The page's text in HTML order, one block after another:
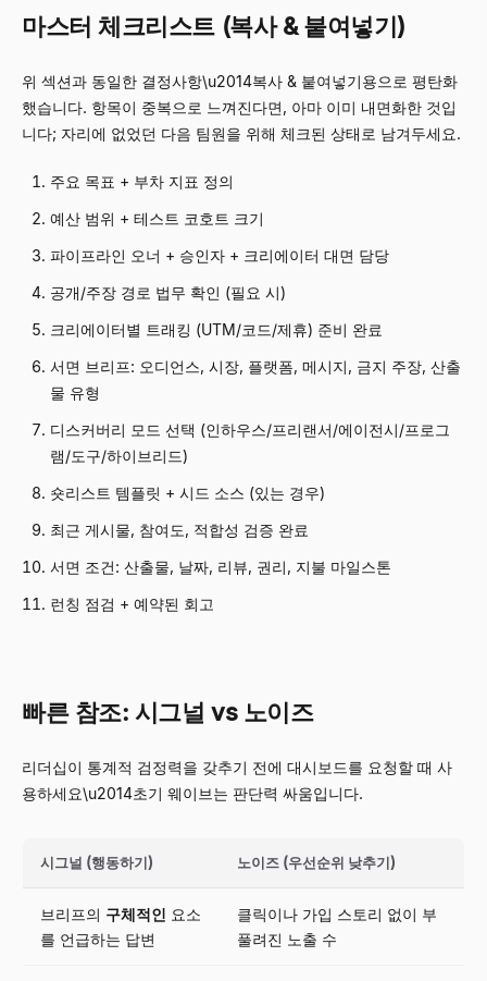
마스터 체크리스트 (복사 & 붙여넣기)
위 섹션과 동일한 결정사항\u2014복사 & 붙여넣기용으로 평탄화
했습니다. 항목이 중복으로 느껴진다면, 아마 이미 내면화한 것입
니다; 자리에 없었던 다음 팀원을 위해 체크된 상태로 남겨두세요.
주요 목표 + 부차 지표 정의
예산 범위 + 테스트 코호트 크기
파이프라인 오너 + 승인자 + 크리에이터 대면 담당
공개/주장 경로 법무 확인 (필요 시)
크리에이터별 트래킹 (UTM/코드/제휴) 준비 완료
서면 브리프: 오디언스, 시장, 플랫폼, 메시지, 금지 주장, 산출
물 유형
디스커버리 모드 선택 (인하우스/프리랜서/에이전시/프로그
램/도구/하이브리드)
숏리스트 템플릿 + 시드 소스 (있는 경우)
최근 게시물, 참여도, 적합성 검증 완료
서면 조건: 산출물, 날짜, 리뷰, 권리, 지불 마일스톤
런칭 점검 + 예약된 회고
빠른 참조: 시그널 vs 노이즈
리더십이 통계적 검정력을 갖추기 전에 대시보드를 요청할 때 사
용하세요\u2014초기 웨이브는 판단력 싸움입니다.
시그널 (행동하기) 노이즈 (우선순위 낮추기)
브리프의 구체적인 요소
를 언급하는 답변
클릭이나 가입 스토리 없이 부
풀려진 노출 수